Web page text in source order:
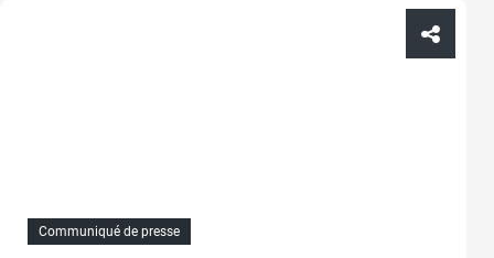
Communiqué de presse